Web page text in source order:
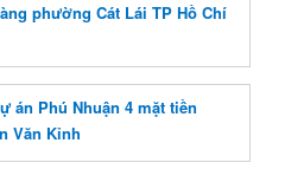
phường Cát Lái TP Hồ Chí
án Phú Nhuận 4 mặt tiền
Văn Kỉnh